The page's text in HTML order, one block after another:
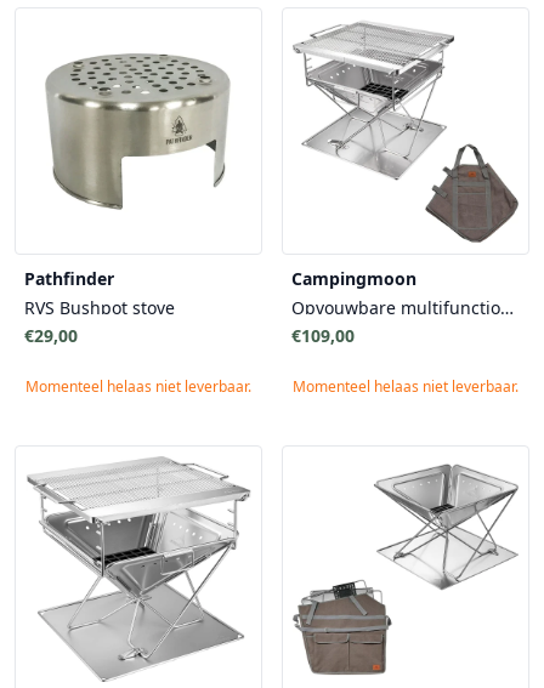
Pathfinder
RVS Bushpot stove
€29,00
Momenteel helaas niet leverbaar.
Campingmoon
Opvouwbare multifunctionele grill en firepit Large MT-045
€109,00
Momenteel helaas niet leverbaar.